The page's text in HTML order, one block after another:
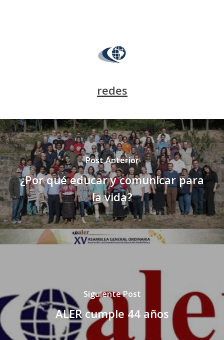
redes
Post Anterior
¿Por qué educar y comunicar para
la vida?
Siguiente Post
ALER cumple 44 años